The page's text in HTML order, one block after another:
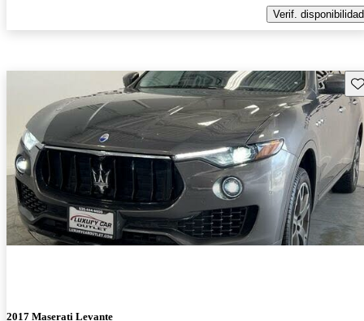
Verif. disponibilidad
2017 Maserati Levante